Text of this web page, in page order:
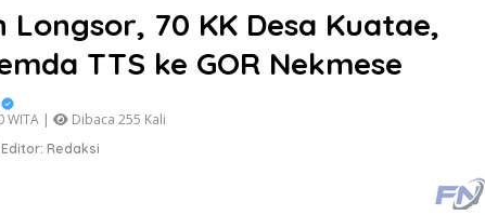
Longsor, 70 KK Desa Kuatae,
TTS ke GOR Nekmese
WITA |
Dibaca 255 Kali
Editor: Redaksi